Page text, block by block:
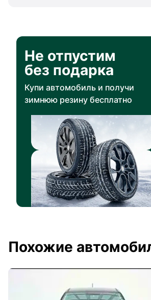
Не отпустим
без подарка
Купи автомобиль и получи
зимнюю резину бесплатно
Похожие